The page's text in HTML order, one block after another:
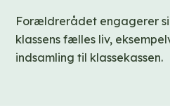
Forældrerådet engagerer
klassens fælles liv,
indsamling til klassekassen.